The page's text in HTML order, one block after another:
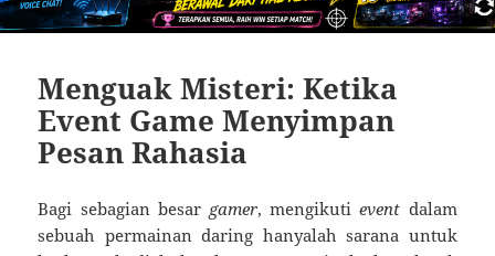
Menguak Misteri: Ketika
Event Game Menyimpan
Pesan Rahasia
Bagi sebagian besar gamer, mengikutievent dalam
sebuah permainan daring hanyalah sarana untuk